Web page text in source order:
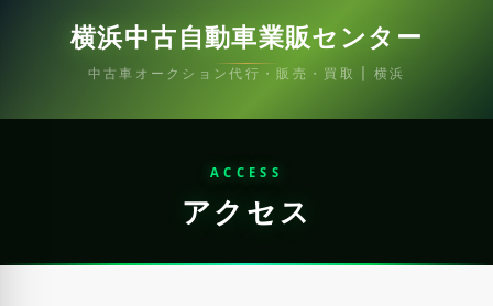
横浜中古自動車業販センター
中古車オークション代行・販売・買取 | 横浜
ACCESS
アクセス